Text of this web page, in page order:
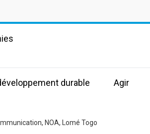
durable Agir
NOA, Lomé Togo